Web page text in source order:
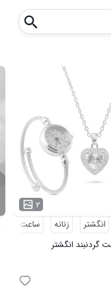
۲
انگشتر زنانه ساعت
گردنبند انگشتر